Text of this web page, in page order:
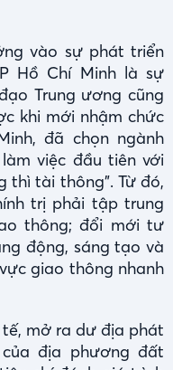
vào sự phát triển
Hồ Chí Minh là sự
Trung ương cũng
khi mới nhậm chức
đã chọn ngành
việc đầu tiên với
thì tài thông”. Từ đó,
trị phải tập trung
thông; đổi mới tư
động, sáng tạo và
giao thông nhanh
mở ra dư địa phát
địa phương đất